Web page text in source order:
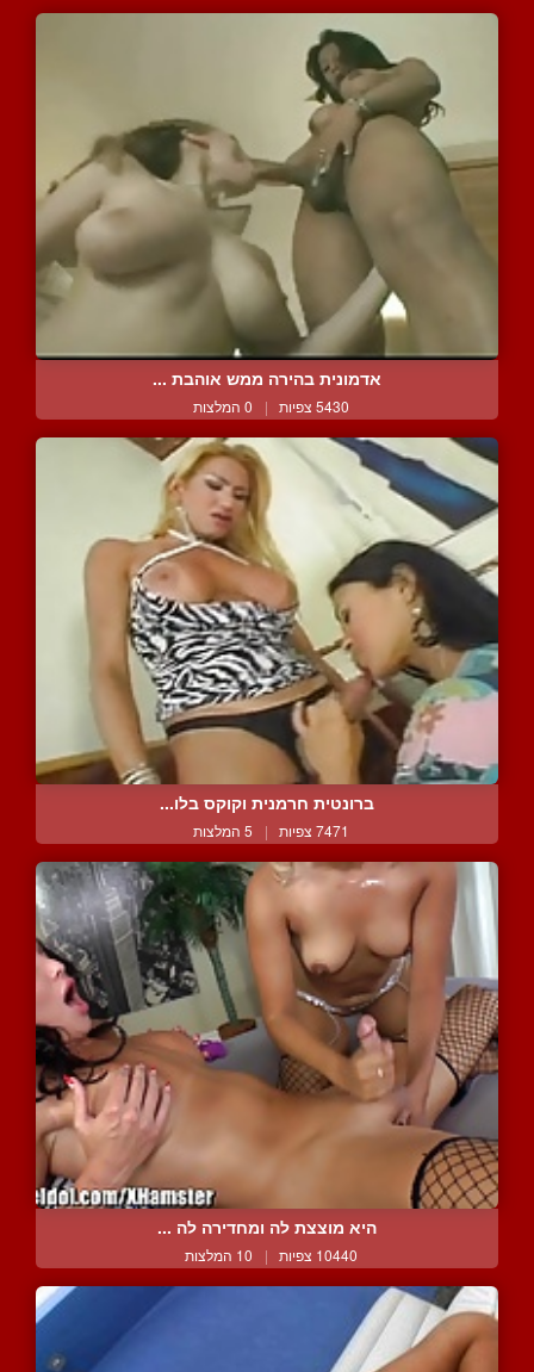
אדמונית בהירה ממש אוהבת ...
5430 צפיות | 0 המלצות
ברונטית חרמנית וקוקס בלו...
7471 צפיות | 5 המלצות
היא מוצצת לה ומחדירה לה ...
10440 צפיות | 10 המלצות